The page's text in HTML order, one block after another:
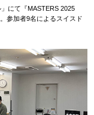
にて『MASTERS 2025
参加者9名によるスイスド